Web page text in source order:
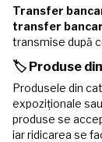
Transfer
transfer bancar
transmise după
🏷️ Produse
Produsele din
expoziționale
produse se
iar ridicarea se